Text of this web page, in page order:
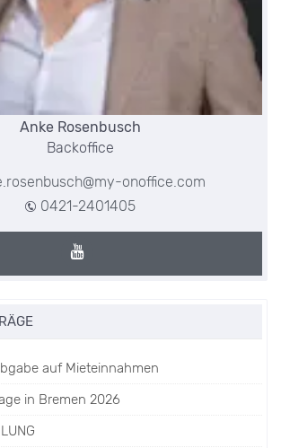
Anke Rosenbusch
Backoffice
onoffice.com
0421-2401405
auf Mieteinnahmen
in Bremen 2026